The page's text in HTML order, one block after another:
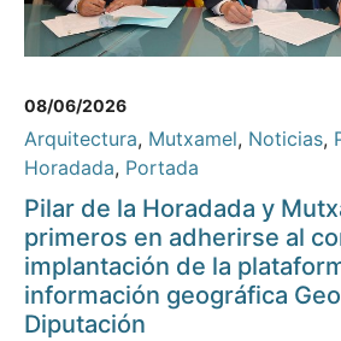
08/06/2026
Arquitectura, Mutxamel, Noticias,
Horadada, Portada
Pilar de la Horadada y
primeros en adherirse al
implantación de la
información geográfica
Diputación